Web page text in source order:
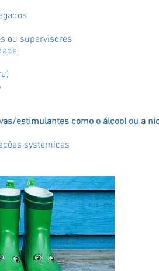
ou supervisores
estimulantes como o álcool ou a
systemicas